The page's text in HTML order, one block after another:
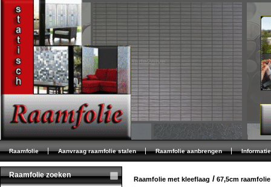
Raamfolie Aanvraag raamfolie stalen Raamfolie aanbrengen Informatie
Raamfolie zoeken Raamfolie met kleeflaag / 67,5cm raamfolie